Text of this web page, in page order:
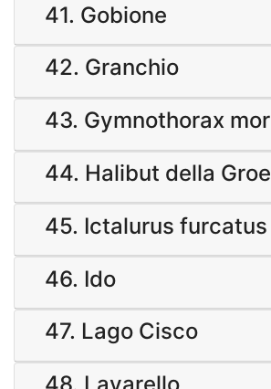
41. Gobione
42. Granchio
43. Gymnothorax
44. Halibut della
45. Ictalurus furcatus
46. Ido
47. Lago Cisco